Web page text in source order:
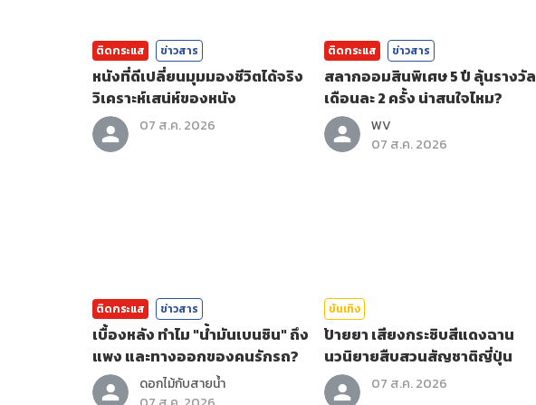
ติดกระแส ข่าวสาร
หนังที่ดีเปลี่ยนมุมมองชีวิตได้จริง
วิเคราะห์เสน่ห์ของหนัง
07 ส.ค. 2026
ติดกระแส ข่าวสาร
สลากออมสินพิเศษ 5 ปี ลุ้นรางวัล
เดือนละ 2 ครั้ง น่าสนใจไหม?
WV
07 ส.ค. 2026
ติดกระแส ข่าวสาร
เบื้องหลัง ทำไม "น้ำมันเบนซิน" ถึง
แพง และทางออกของคนรักรถ?
ดอกไม้กับสายน้ำ
บันเทิง
ป้ายยา เสียงกระซิบสีแดงฉาน
นวนิยายสืบสวนสัญชาติญี่ปุ่น
07 ส.ค. 2026